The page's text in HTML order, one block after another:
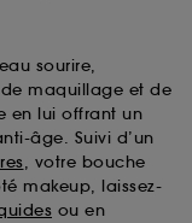
sourire,
maquillage et de
en lui offrant un
âge. Suivi d’un
, votre bouche
makeup, laissez-
ou en